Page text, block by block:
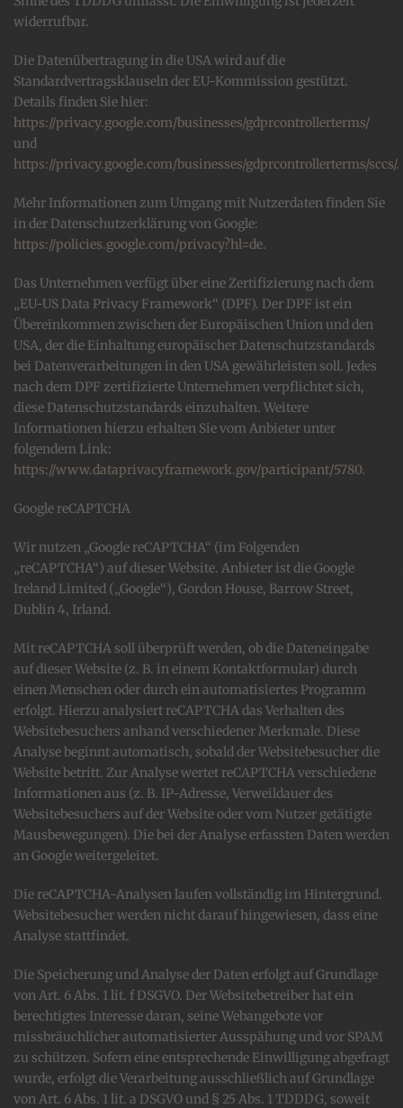
widerrufbar.
Die Datenübertragung in die USA wird auf die
Standardvertragsklauseln der EU-Kommission gestützt.
Details finden Sie hier:
https://privacy.google.com/businesses/gdprcontrollerterms/
und
https://privacy.google.com/businesses/gdprcontrollerterms/sccs/.
Mehr Informationen zum Umgang mit Nutzerdaten finden Sie
in der Datenschutzerklärung von Google:
https://policies.google.com/privacy?hl=de.
Das Unternehmen verfügt über eine Zertifizierung nach dem
„EU-US Data Privacy Framework“ (DPF). Der DPF ist ein
Übereinkommen zwischen der Europäischen Union und den
USA, der die Einhaltung europäischer Datenschutzstandards
bei Datenverarbeitungen in den USA gewährleisten soll. Jedes
nach dem DPF zertifizierte Unternehmen verpflichtet sich,
diese Datenschutzstandards einzuhalten. Weitere
Informationen hierzu erhalten Sie vom Anbieter unter
folgendem Link:
https://www.dataprivacyframework.gov/participant/5780.
Google reCAPTCHA
Wir nutzen „Google reCAPTCHA“ (im Folgenden
„reCAPTCHA“) auf dieser Website. Anbieter ist die Google
Ireland Limited („Google“), Gordon House, Barrow Street,
Dublin 4, Irland.
Mit reCAPTCHA soll überprüft werden, ob die Dateneingabe
auf dieser Website (z. B. in einem Kontaktformular) durch
einen Menschen oder durch ein automatisiertes Programm
erfolgt. Hierzu analysiert reCAPTCHA das Verhalten des
Websitebesuchers anhand verschiedener Merkmale. Diese
Analyse beginnt automatisch, sobald der Websitebesucher die
Website betritt. Zur Analyse wertet reCAPTCHA verschiedene
Informationen aus (z. B. IP-Adresse, Verweildauer des
Websitebesuchers auf der Website oder vom Nutzer getätigte
Mausbewegungen). Die bei der Analyse erfassten Daten werden
an Google weitergeleitet.
Die reCAPTCHA-Analysen laufen vollständig im Hintergrund.
Websitebesucher werden nicht darauf hingewiesen, dass eine
Analyse stattfindet.
Die Speicherung und Analyse der Daten erfolgt auf Grundlage
von Art. 6 Abs. 1 lit. f DSGVO. Der Websitebetreiber hat ein
berechtigtes Interesse daran, seine Webangebote vor
missbräuchlicher automatisierter Ausspähung und vor SPAM
zu schützen. Sofern eine entsprechende Einwilligung abgefragt
wurde, erfolgt die Verarbeitung ausschließlich auf Grundlage
von Art. 6 Abs. 1 lit. a DSGVO und § 25 Abs. 1 TDDDG, soweit